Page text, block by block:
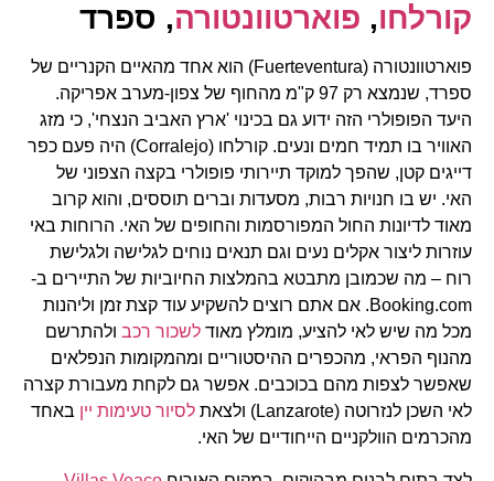
קורלחו,פוארטוונטורה, ספרד
פוארטוונטורה (Fuerteventura) הוא אחד מהאיים הקנריים של
ספרד, שנמצא רק 97 ק"מ מהחוף של צפון-מערב אפריקה.
היעד הפופולרי הזה ידוע גם בכינוי 'ארץ האביב הנצחי', כי מזג
האוויר בו תמיד חמים ונעים. קורלחו (Corralejo) היה פעם כפר
דייגים קטן, שהפך למוקד תיירותי פופולרי בקצה הצפוני של
האי. יש בו חנויות רבות, מסעדות וברים תוססים, והוא קרוב
מאוד לדיונות החול המפורסמות והחופים של האי. הרוחות באי
עוזרות ליצור אקלים נעים וגם תנאים נוחים לגלישה ולגלישת
רוח – מה שכמובן מתבטא בהמלצות החיוביות של התיירים ב-
Booking.com. אם אתם רוצים להשקיע עוד קצת זמן וליהנות
מכל מה שיש לאי להציע, מומלץ מאודלשכור רכבולהתרשם
מהנוף הפראי, מהכפרים ההיסטוריים ומהמקומות הנפלאים
שאפשר לצפות מהם בכוכבים. אפשר גם לקחת מעבורת קצרה
לאי השכן לנזרוטה (Lanzarote) ולצאת
לסיור טעימות ייןבאחד
מהכרמים הוולקניים הייחודיים של האי.